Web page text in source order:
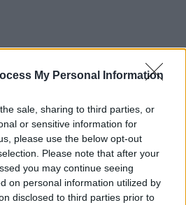
My Personal Information
sale, sharing to third parties, or
or sensitive information for
please use the below opt-out
Please note that after your
you may continue seeing
on personal information utilized by
disclosed to third parties prior to